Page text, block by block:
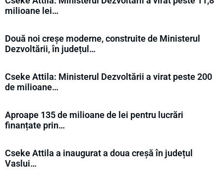
milioane lei…
Două noi creșe moderne, construite de Ministerul
Dezvoltării, în județul…
Cseke Attila: Ministerul Dezvoltării a virat peste 200
de milioane…
Aproape 135 de milioane de lei pentru lucrări
finanțate prin…
Cseke Attila a inaugurat a doua creșă în județul
Vaslui…